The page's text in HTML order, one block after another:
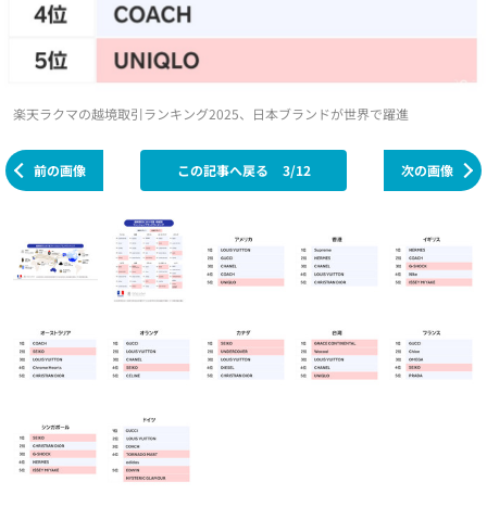
楽天ラクマの越境取引ランキング2025、日本ブランドが世界で躍進
前の画像 次の画像
この記事へ戻る 3/12